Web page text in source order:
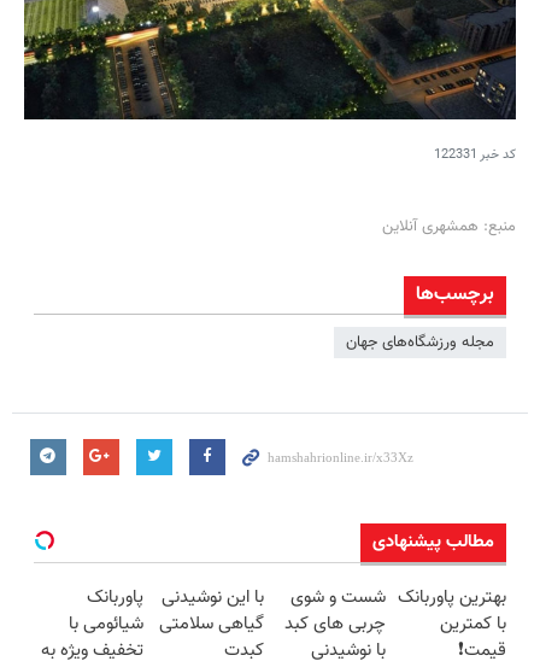
کد خبر 122331
منبع: همشهری آنلاین
برچسب‌ها
مجله ورزشگاه‌های جهان
مطالب پیشنهادی
بهترین پاوربانک
با کمترین
قیمت❗
شست و شوی
چربی های کبد
با نوشیدنی
با این نوشیدنی
گیاهی سلامتی
کبدت
پاوربانک
شیائومی با
تخفیف ویژه به